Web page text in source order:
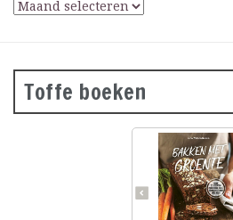
Toffe boeken
courgettebaguettes,
wortelbroodjes en
roggecrackers met
knolselderij: wanneer
groente in het deeg
krijg je mals en